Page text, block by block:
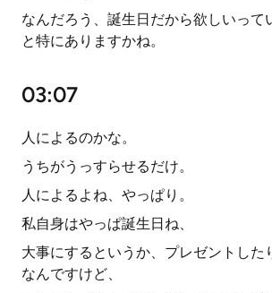
なんだろう、誕生日だから欲しいって
と特にありますかね。
03:07
人によるのかな。
うちがうっすらせるだけ。
人によるよね、やっぱり。
私自身はやっぱ誕生日ね、
大事にするというか、プレゼントした
なんですけど、